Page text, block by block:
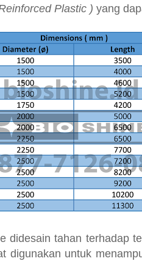
Plastic ) yang
didesain tahan terhadap
digunakan untuk